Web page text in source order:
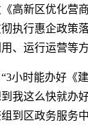
高新区优化营
执行惠企政策
、运行运营等
“3小时能办好《
我这么快就办
到区政务服务